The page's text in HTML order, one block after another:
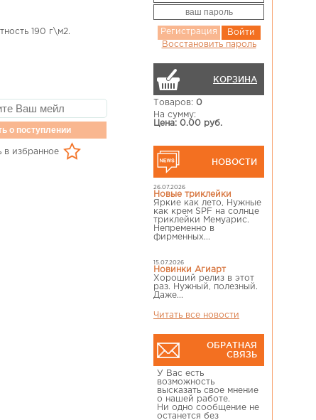
Регистрация
Войти
Восстановить пароль
КОРЗИНА
Товаров: 0
На сумму:
Цена: 0.00 руб.
НОВОСТИ
26.07.2026
Новые триклейки
Яркие как лето, Нужные
как крем SPF на солнце
триклейки Мемуарис.
Непременно в
фирменных...
15.07.2026
Новинки Агиарт
Хороший релиз в этот
раз. Нужный, полезный.
Даже...
Читать все новости
ОБРАТНАЯ
СВЯЗЬ
У Вас есть
возможность
высказать свое мнение
о нашей работе.
Ни одно сообщение не
останется без
190 г\м2.
о поступлении
в избранное